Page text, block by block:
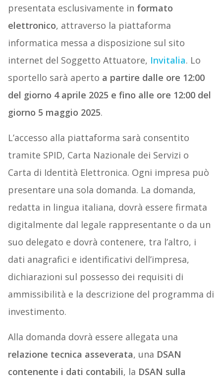
presentata esclusivamente in formato
elettronico, attraverso la piattaforma
informatica messa a disposizione sul sito
internet del Soggetto Attuatore, Invitalia. Lo
sportello sarà aperto a partire dalle ore 12:00
del giorno 4 aprile 2025 e fino alle ore 12:00 del
giorno 5 maggio 2025.
L’accesso alla piattaforma sarà consentito
tramite SPID, Carta Nazionale dei Servizi o
Carta di Identità Elettronica. Ogni impresa può
presentare una sola domanda. La domanda,
redatta in lingua italiana, dovrà essere firmata
digitalmente dal legale rappresentante o da un
suo delegato e dovrà contenere, tra l’altro, i
dati anagrafici e identificativi dell’impresa,
dichiarazioni sul possesso dei requisiti di
ammissibilità e la descrizione del programma di
investimento.
Alla domanda dovrà essere allegata una
relazione tecnica asseverata, una DSAN
contenente i dati contabili, la DSAN sulla